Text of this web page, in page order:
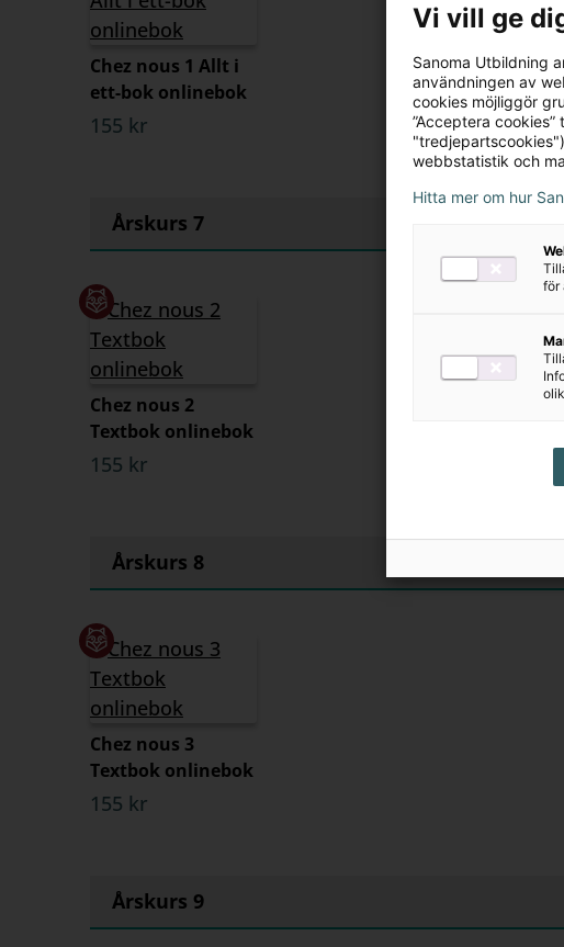
Chez nous 1 Allt i
ett-bok onlinebok
155 kr
Årskurs 7
Chez nous 2
Textbok onlinebok
155 kr
Årskurs 8
Chez nous 3
Textbok onlinebok
155 kr
Årskurs 9
Vi vill ge
Sanoma Utbildning
användningen av
cookies möjliggör
”Acceptera
webbstatistik och
Hitta mer om hur
för